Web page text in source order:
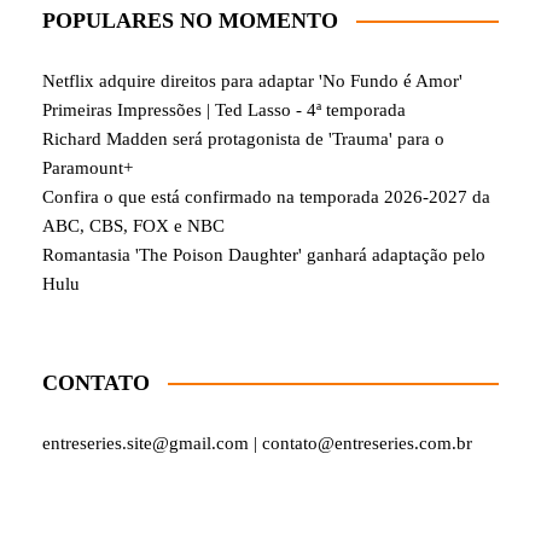
POPULARES NO MOMENTO
Netflix adquire direitos para adaptar 'No Fundo é Amor'
Primeiras Impressões | Ted Lasso - 4ª temporada
Richard Madden será protagonista de 'Trauma' para o
Paramount+
Confira o que está confirmado na temporada 2026-2027 da
ABC, CBS, FOX e NBC
Romantasia 'The Poison Daughter' ganhará adaptação pelo
Hulu
CONTATO
entreseries.site@gmail.com | contato@entreseries.com.br